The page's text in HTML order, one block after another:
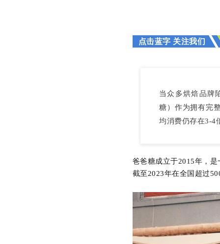
点击蓝字 关注我们
当众多烘焙品牌
糖）作为拥有完
均消费仍存在3-4
爸爸糖成立于2015年，是
截至2023年在全国 超过